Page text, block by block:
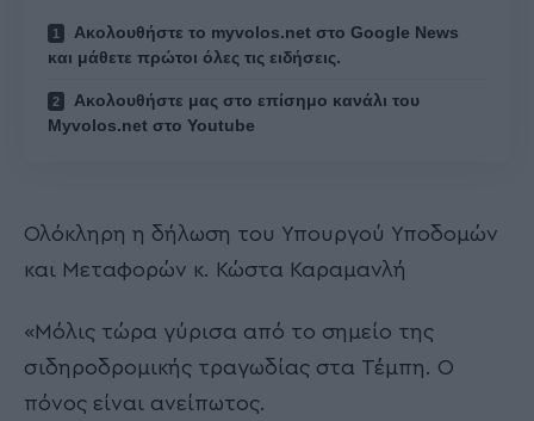
Ακολουθήστε το myvolos.net στο Google News
και μάθετε πρώτοι όλες τις ειδήσεις.
Ακολουθήστε μας στο επίσημο κανάλι του
Myvolos.net στο Youtube
Ολόκληρη η δήλωση του Υπουργού Υποδομών
και Μεταφορών κ. Κώστα Καραμανλή
«Μόλις τώρα γύρισα από το σημείο της
σιδηροδρομικής τραγωδίας στα Τέμπη. Ο
πόνος είναι ανείπωτος.